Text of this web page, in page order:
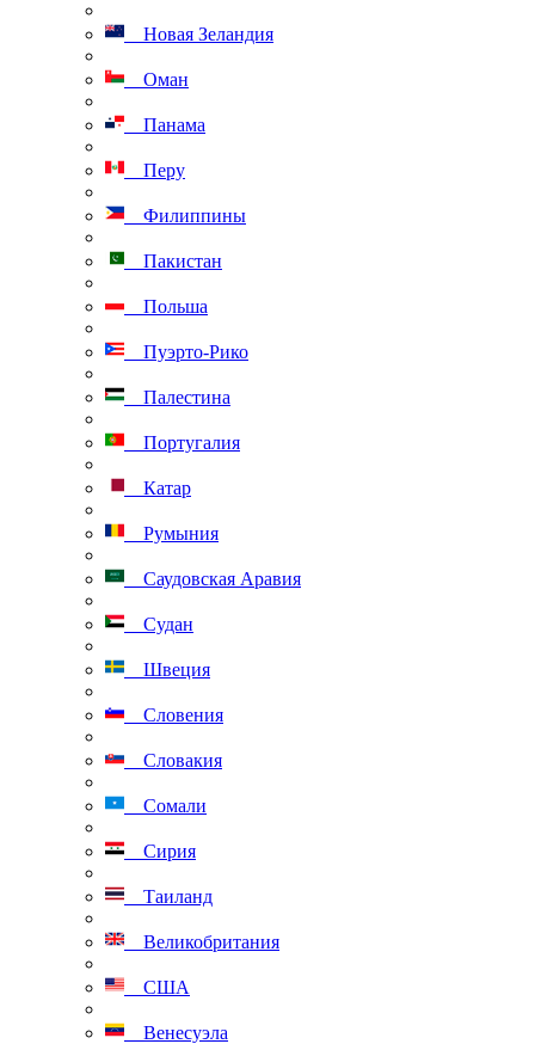
Новая Зеландия
Оман
Панама
Перу
Филиппины
Пакистан
Польша
Пуэрто-Рико
Палестина
Португалия
Катар
Румыния
Саудовская Аравия
Судан
Швеция
Словения
Словакия
Сомали
Сирия
Таиланд
Великобритания
США
Венесуэла